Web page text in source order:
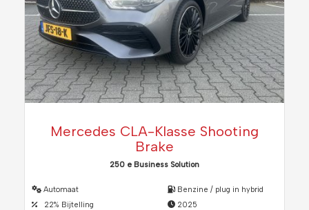
Mercedes CLA-Klasse Shooting
Brake
250 e Business Solution
Automaat
22% Bijtelling
Benzine / plug in hybrid
2025